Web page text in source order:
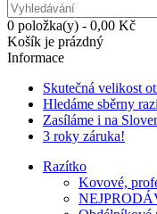
0 položka(y) - 0,00 Kč
Košík je prázdný
Informace
Skutečná velikost
Hledáme sběrny
Zasíláme i na
3 roky záruka!
Razítko
Kovové,